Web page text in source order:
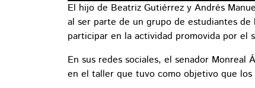
El hijo de Beatriz Gutiérrez y Andrés
al ser parte de un grupo de estudiantes
participar en la actividad promovida por el
En sus redes sociales, el senador
en el taller que tuvo como objetivo que